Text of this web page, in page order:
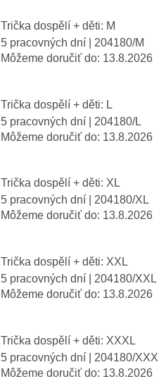
Trička dospělí + děti: M
5 pracovných dní
| 204180/M
Môžeme doručiť do: 13.8.2026
Trička dospělí + děti: L
5 pracovných dní
| 204180/L
Môžeme doručiť do: 13.8.2026
Trička dospělí + děti: XL
5 pracovných dní
| 204180/XL
Môžeme doručiť do: 13.8.2026
Trička dospělí + děti: XXL
5 pracovných dní
| 204180/XXL
Môžeme doručiť do: 13.8.2026
Trička dospělí + děti: XXXL
5 pracovných dní
| 204180/XXX
Môžeme doručiť do: 13.8.2026